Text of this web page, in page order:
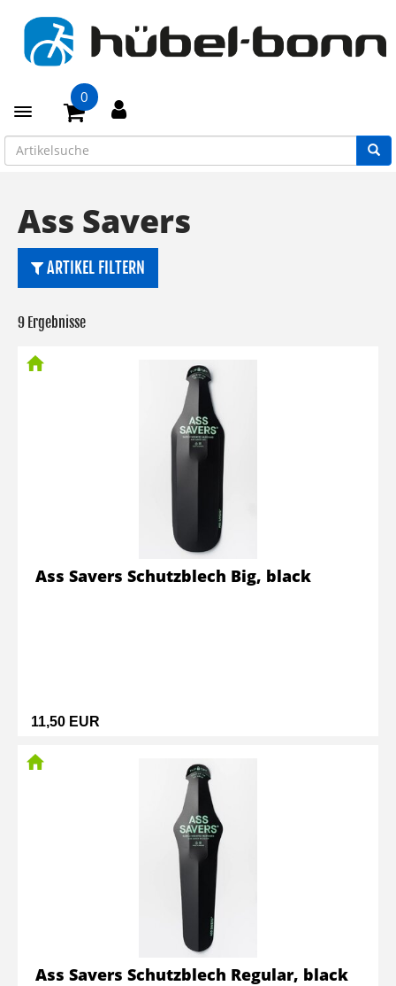
Toggle navigation
0
Ass Savers
ARTIKEL FILTERN
9 Ergebnisse
11,50 EUR
Ass Savers Schutzblech Big, black
Ass Savers Schutzblech Regular, black